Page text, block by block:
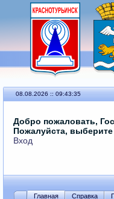
08.08.2026 :: 09:43:35
Добро пожаловать,
Пожалуйста, выберите
Вход
Главная Справка